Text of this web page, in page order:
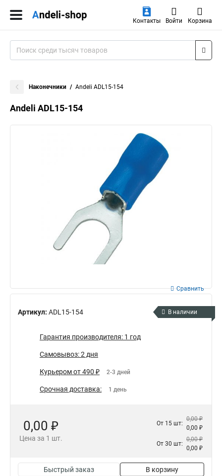
Контакты Войти Корзина
Наконечники Andeli ADL15-154
Andeli ADL15-154
Артикул: ADL15-154
Сравнить
В наличии
Гарантия производителя: 1 год
Самовывоз: 2 дня
Курьером от 490 ₽ 2-3 дней
Срочная доставка: 1 день
0,00 ₽
Цена за 1 шт.
От 15 шт:
0,00 ₽
0,00 ₽
От 30 шт:
0,00 ₽
0,00 ₽
Быстрый заказ В корзину